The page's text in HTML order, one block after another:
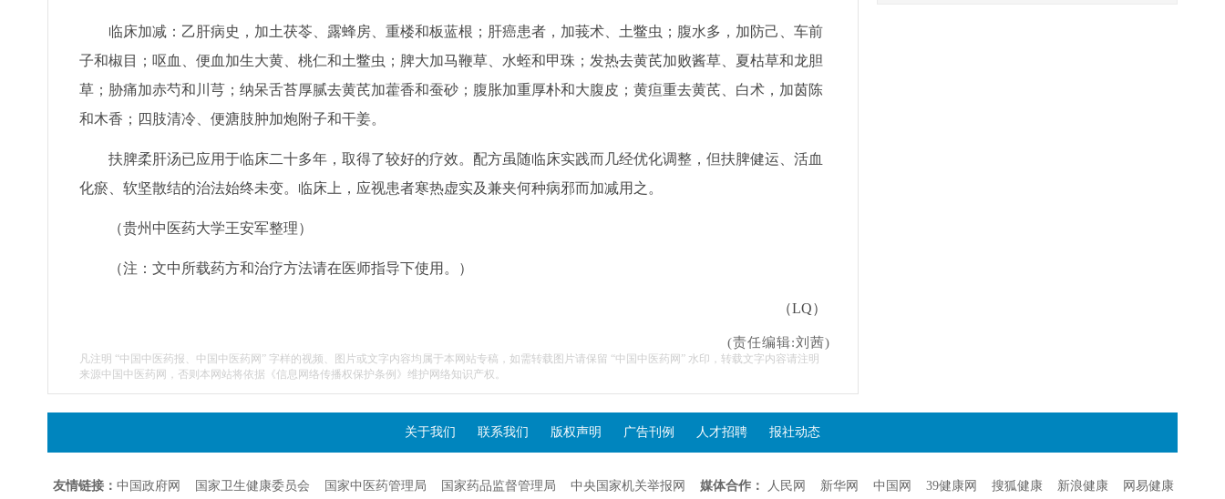
临床加减：乙肝病史，加土茯苓、露蜂房、重楼和板蓝根；肝癌患者，加莪术、土鳖虫；腹水多，加防己、车前
子和椒目；呕血、便血加生大黄、桃仁和土鳖虫；脾大加马鞭草、水蛭和甲珠；发热去黄芪加败酱草、夏枯草和龙胆
草；胁痛加赤芍和川芎；纳呆舌苔厚腻去黄芪加藿香和蚕砂；腹胀加重厚朴和大腹皮；黄疸重去黄芪、白术，加茵陈
和木香；四肢清冷、便溏肢肿加炮附子和干姜。
扶脾柔肝汤已应用于临床二十多年，取得了较好的疗效。配方虽随临床实践而几经优化调整，但扶脾健运、活血
化瘀、软坚散结的治法始终未变。临床上，应视患者寒热虚实及兼夹何种病邪而加减用之。
（贵州中医药大学王安军整理）
（注：文中所载药方和治疗方法请在医师指导下使用。）
（LQ）
(责任编辑:刘茜)
凡注明 “中国中医药报、中国中医药网” 字样的视频、图片或文字内容均属于本网站专稿，如需转载图片请保留 “中国中医药网” 水印，转载文字内容请注明
来源中国中医药网，否则本网站将依据《信息网络传播权保护条例》维护网络知识产权。
关于我们 联系我们 版权声明 广告刊例 人才招聘 报社动态
友情链接： 中国政府网 国家卫生健康委员会 国家中医药管理局 国家药品监督管理局 中央国家机关举报网 媒体合作： 人民网 新华网 中国网 39健康网 搜狐健康 新浪健康 网易健康